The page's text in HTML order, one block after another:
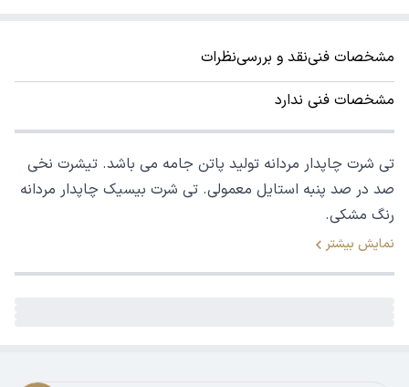
مشخصات فنینقد و بررسینظرات
مشخصات فنی ندارد
تی شرت چاپدار مردانه تولید پاتن جامه می باشد. تیشرت نخی
صد در صد پنبه استایل معمولی. تی شرت بیسیک چاپدار مردانه
رنگ مشکی.
نمایش بیشتر